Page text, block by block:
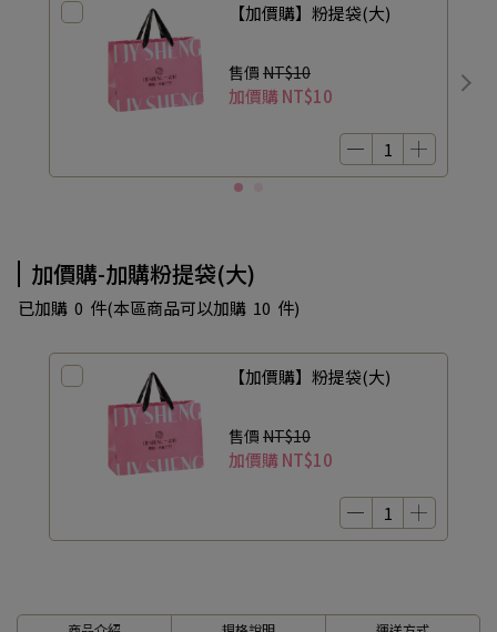
【加價購】粉提袋(大)
售價 NT$10
加價購 NT$10
加價購-加購粉提袋(大)
已加購 0 件(本區商品可以加購 10 件)
【加價購】粉提袋(大)
售價 NT$10
加價購 NT$10